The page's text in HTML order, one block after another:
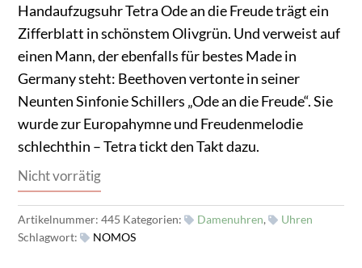
Handaufzugsuhr Tetra Ode an die Freude trägt ein
Zifferblatt in schönstem Olivgrün. Und verweist auf
einen Mann, der ebenfalls für bestes Made in
Germany steht: Beethoven vertonte in seiner
Neunten Sinfonie Schillers „Ode an die Freude“. Sie
wurde zur Europahymne und Freudenmelodie
schlechthin – Tetra tickt den Takt dazu.
Nicht vorrätig
Artikelnummer:445 Kategorien: Damenuhren,
Uhren
Schlagwort:
NOMOS